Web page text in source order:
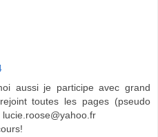
aussi je participe avec grand
toutes les pages (pseudo